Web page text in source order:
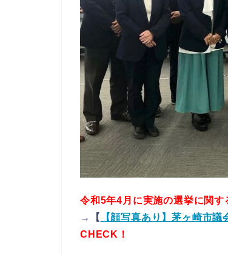
令和5年4月に実施の選挙に関す
→【
【顔写真あり】茅ヶ崎市
CHECK！